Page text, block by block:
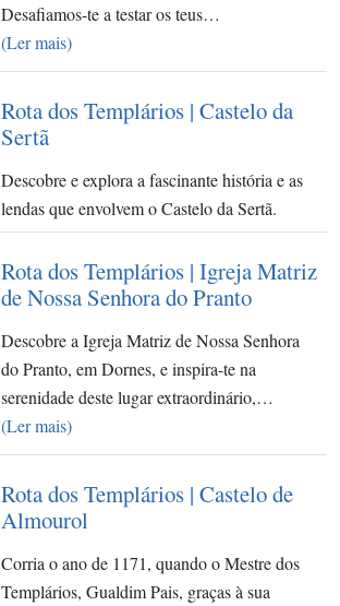
Desafiamos-te a testar os teus…
(Ler mais)
Rota dos Templários | Castelo da
Sertã
Descobre e explora a fascinante história e as
lendas que envolvem o Castelo da Sertã.
Rota dos Templários | Igreja Matriz
de Nossa Senhora do Pranto
Descobre a Igreja Matriz de Nossa Senhora
do Pranto, em Dornes, e inspira-te na
serenidade deste lugar extraordinário,…
(Ler mais)
Rota dos Templários | Castelo de
Almourol
Corria o ano de 1171, quando o Mestre dos
Templários, Gualdim Pais, graças à sua